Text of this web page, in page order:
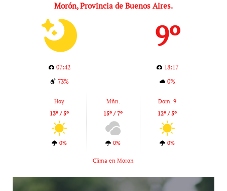
Morón, Provincia de Buenos Aires.
9º
07:42
18:17
73%
0%
Hoy
13º / 5º
0%
Mñn.
15º / 7º
0%
Dom. 9
12º / 5º
0%
Clima en Moron